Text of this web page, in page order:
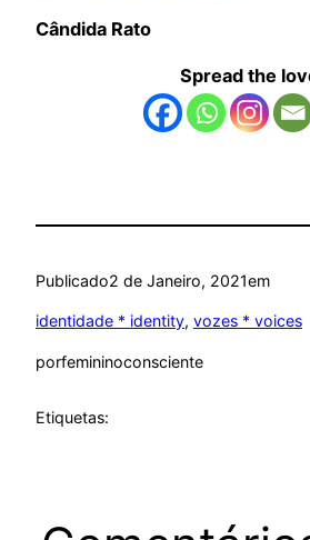
Cândida Rato
Spread the
Publicado2 de Janeiro, 2021em
identidade * identity, vozes * voices
porfemininoconsciente
Etiquetas: